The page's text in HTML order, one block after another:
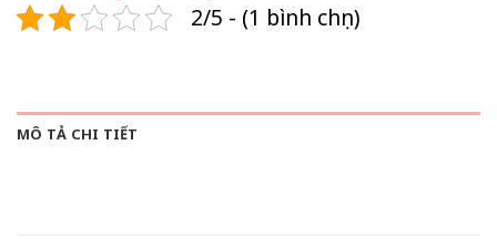
2/5 - (1 bình chọn)
MÔ TẢ CHI TIẾT